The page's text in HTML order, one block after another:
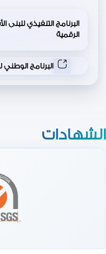
البرنامج التنفيذي للبنى
الرقمية
البرنامج
الشهادات